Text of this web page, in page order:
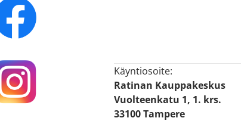
Käyntiosoite:
Ratinan Kauppakeskus
Vuolteenkatu 1, 1. krs.
33100 Tampere